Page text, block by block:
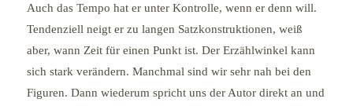
Auch das Tempo hat er unter Kontrolle, wenn er denn will.
Tendenziell neigt er zu langen Satzkonstruktionen, weiß
aber, wann Zeit für einen Punkt ist. Der Erzählwinkel kann
sich stark verändern. Manchmal sind wir sehr nah bei den
Figuren. Dann wiederum spricht uns der Autor direkt an und